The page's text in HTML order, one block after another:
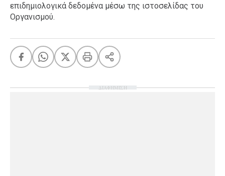
επιδημιολογικά δεδομένα μέσω της ιστοσελίδας του
Οργανισμού.
ΔΙΑΦΗΜΙΣΗ